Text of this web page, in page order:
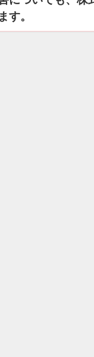
す。